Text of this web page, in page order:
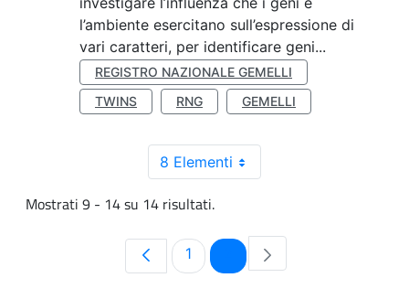
l’ambiente esercitano sull’espressione di
vari caratteri, per identificare geni...
REGISTRO NAZIONALE GEMELLI
TWINS
RNG GEMELLI
8 Elementi
Mostrati 9 - 14 su 14 risultati.
Pagina
1 Pagina